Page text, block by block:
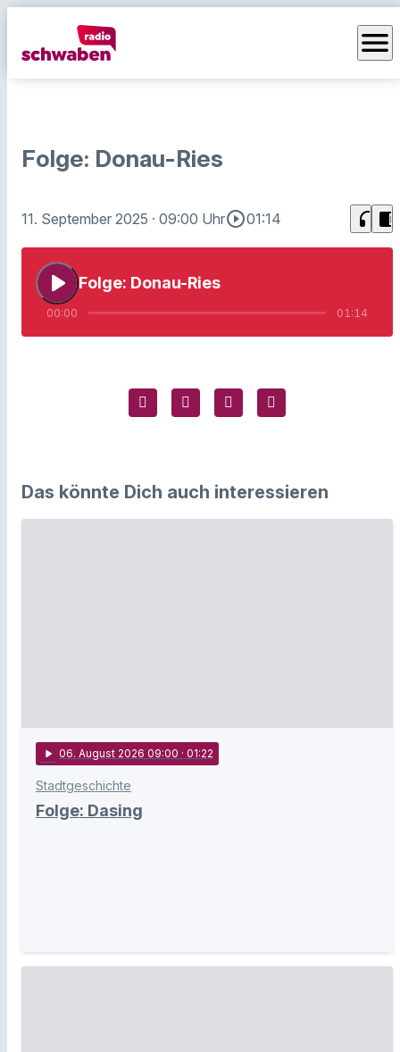
menu
Folge: Donau-Ries
11. September 2025 · 09:00 Uhrplay_circle_outline01:14 headphones chrome_reader_mode
play_arrow Folge: Donau-Ries
00:00 01:14
Das könnte Dich auch interessieren
play_arrow 06. August 2026 09:00 · 01:22
Stadtgeschichte
Folge: Dasing